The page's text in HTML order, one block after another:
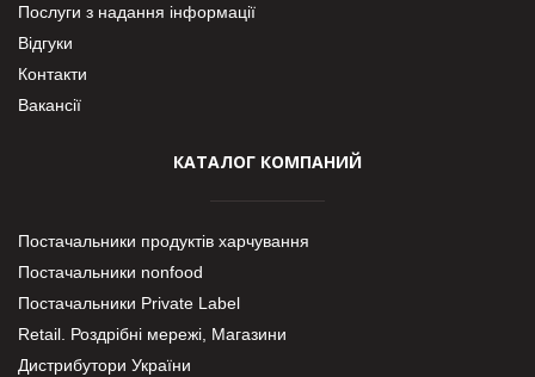
Послуги з надання інформації
Відгуки
Контакти
Вакансії
КАТАЛОГ КОМПАНИЙ
Постачальники продуктів харчування
Постачальники nonfood
Постачальники Private Label
Retail. Роздрібні мережі, Магазини
Дистрибутори України